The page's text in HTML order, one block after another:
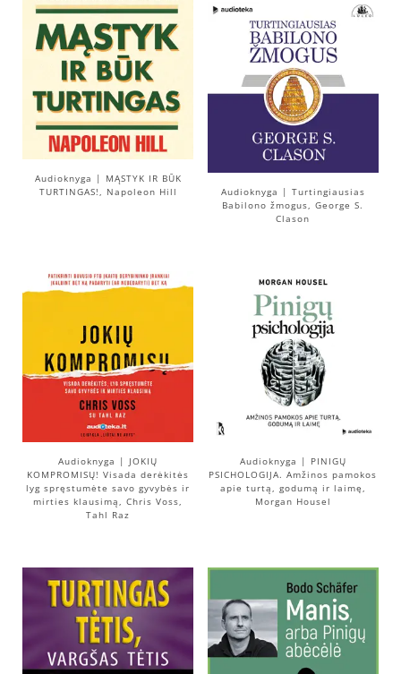
Audioknyga | MĄSTYK IR BŪK
TURTINGAS!, Napoleon Hill
Audioknyga | Turtingiausias
Babilono žmogus, George S.
Clason
Audioknyga | JOKIŲ
KOMPROMISŲ! Visada derėkitės
lyg spręstumėte savo gyvybės ir
mirties klausimą, Chris Voss,
Tahl Raz
Audioknyga | PINIGŲ
PSICHOLOGIJA. Amžinos pamokos
apie turtą, godumą ir laimę,
Morgan Housel